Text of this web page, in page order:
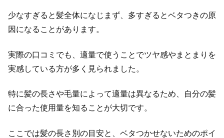
少なすぎると髪全体になじまず、多すぎるとベタつきの原
因になることがあります。
実際の口コミでも、適量で使うことでツヤ感やまとまりを
実感している方が多く見られました。
特に髪の長さや毛量によって適量は異なるため、自分の髪
に合った使用量を知ることが大切です。
ここでは髪の長さ別の目安と、ベタつかせないためのポイ